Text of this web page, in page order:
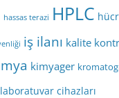
hassas terazi HPLC
iş ilanı kalite
kimyager
laboratuvar cihazları